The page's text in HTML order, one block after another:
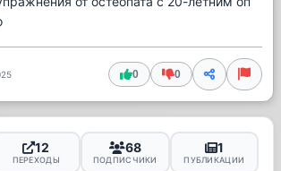
0 0
12
ПЕРЕХОДЫ
68
ПОДПИСЧИКИ
1
ПУБЛИКАЦИИ